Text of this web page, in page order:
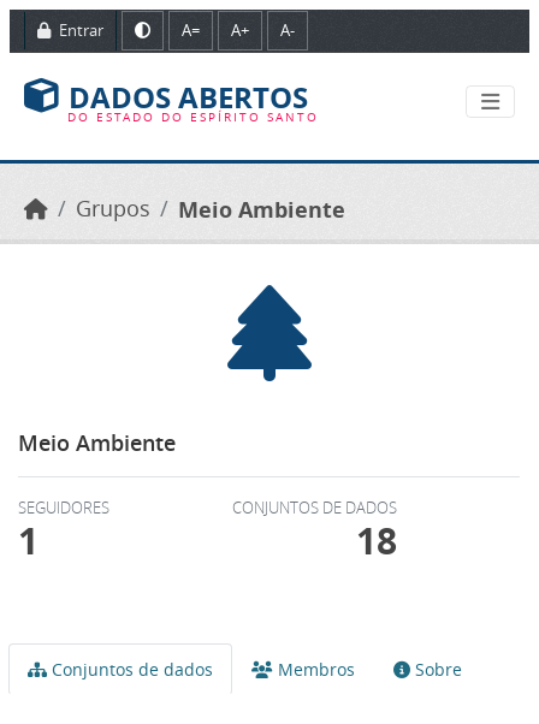
Ir para o conteúdo principal
Entrar A= A+ A-
DADOS ABERTOS
DO ESTADO DO ESPÍRITO SANTO
Grupos Meio Ambiente
Meio Ambiente
SEGUIDORES
1
CONJUNTOS DE DADOS
18
Conjuntos de dados Membros Sobre